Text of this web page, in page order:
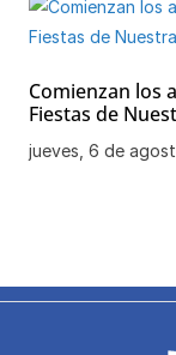
Comienzan los
Fiestas de
jueves, 6 de